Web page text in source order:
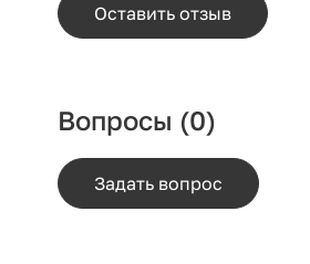
Оставить отзыв
Вопросы (0)
Задать вопрос